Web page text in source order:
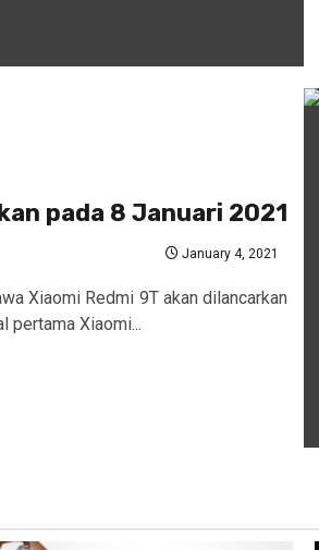
pada 8 Januari 2021
January 4, 2021
Xiaomi Redmi 9T akan dilancarkan
pertama Xiaomi...